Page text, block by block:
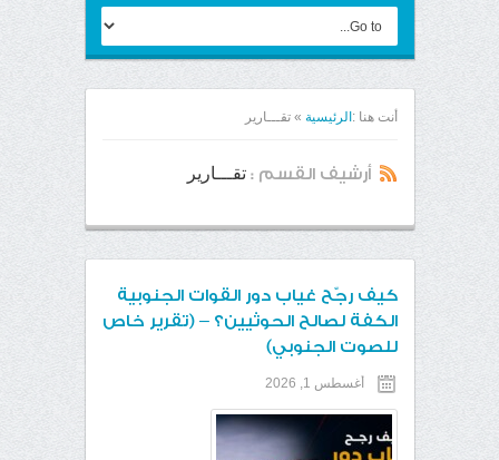
أنت هنا : الرئيسية » تقـــارير
أرشيف القسم :تقـــارير
كيف رجّح غياب دور القوات الجنوبية
الكفة لصالح الحوثيين؟ – (تقرير خاص
للصوت الجنوبي)
أغسطس 1, 2026